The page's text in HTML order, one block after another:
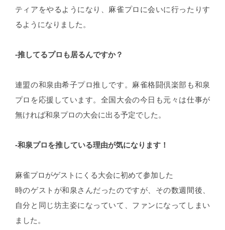
ティアをやるようになり、麻雀プロに会いに行ったりす
るようになりました。
-推してるプロも居るんですか？
連盟の和泉由希子プロ推しです。麻雀格闘倶楽部も和泉
プロを応援しています。全国大会の今日も元々は仕事が
無ければ和泉プロの大会に出る予定でした。
-和泉プロを推している理由が気になります！
麻雀プロがゲストにくる大会に初めて参加した
時のゲストが和泉さんだったのですが、その数週間後、
自分と同じ坊主姿になっていて、ファンになってしまい
ました。